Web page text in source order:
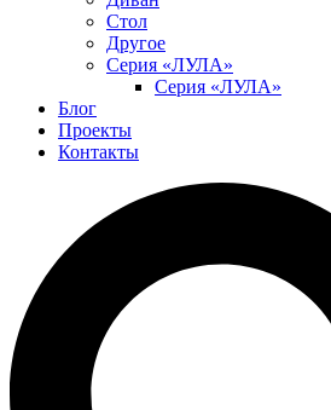
Стол
Другое
Серия «ЛУЛА»
Серия «ЛУЛА»
Блог
Проекты
Контакты